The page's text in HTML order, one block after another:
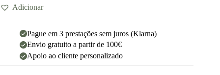
Adicionar
Pague em 3 prestações sem juros (Klarna)
Envio gratuito a partir de 100€
Apoio ao cliente personalizado